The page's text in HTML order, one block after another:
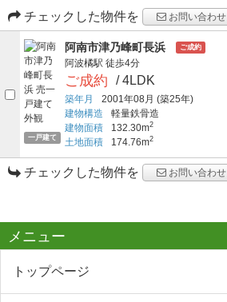
チェックした物件を
お問い合わせ
一戸建て
阿南市津乃峰町長浜 ご成約
阿波橘駅 徒歩4分
ご成約 / 4LDK
築年月 2001年08月 (築25年)
建物構造
軽量鉄骨造
建物面積
132.30m2
土地面積 174.76m2
チェックした物件を お問い合わせ
メニュー
トップページ